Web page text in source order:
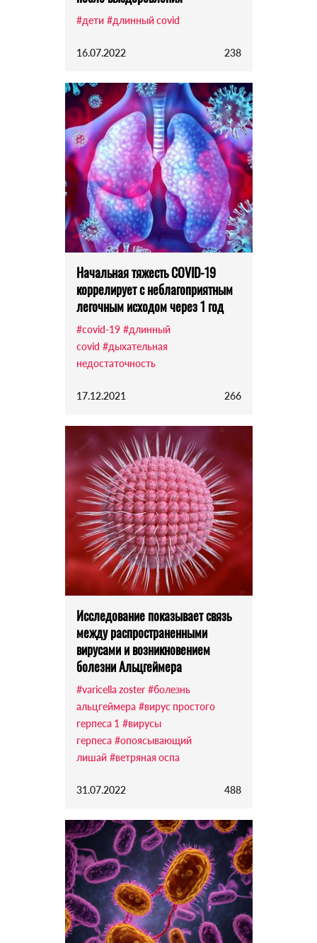
#дети #длинный covid
16.07.2022 238
Начальная тяжесть COVID-19
коррелирует с неблагоприятным
легочным исходом через 1 год
#covid-19 #длинный
covid #дыхательная
недостаточность
17.12.2021 266
Исследование показывает связь
между распространенными
вирусами и возникновением
болезни Альцгеймера
#varicella zoster #болезнь
альцгеймера #вирус простого
герпеса 1 #вирусы
герпеса #опоясывающий
лишай #ветряная оспа
31.07.2022 488